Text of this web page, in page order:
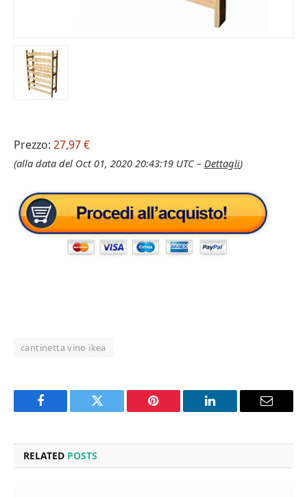
Prezzo: 27,97 €
(alla data del Oct 01, 2020 20:43:19 UTC – Dettagli)
cantinetta vino ikea
Facebook Twitter Pinterest LinkedIn Email
RELATED POSTS